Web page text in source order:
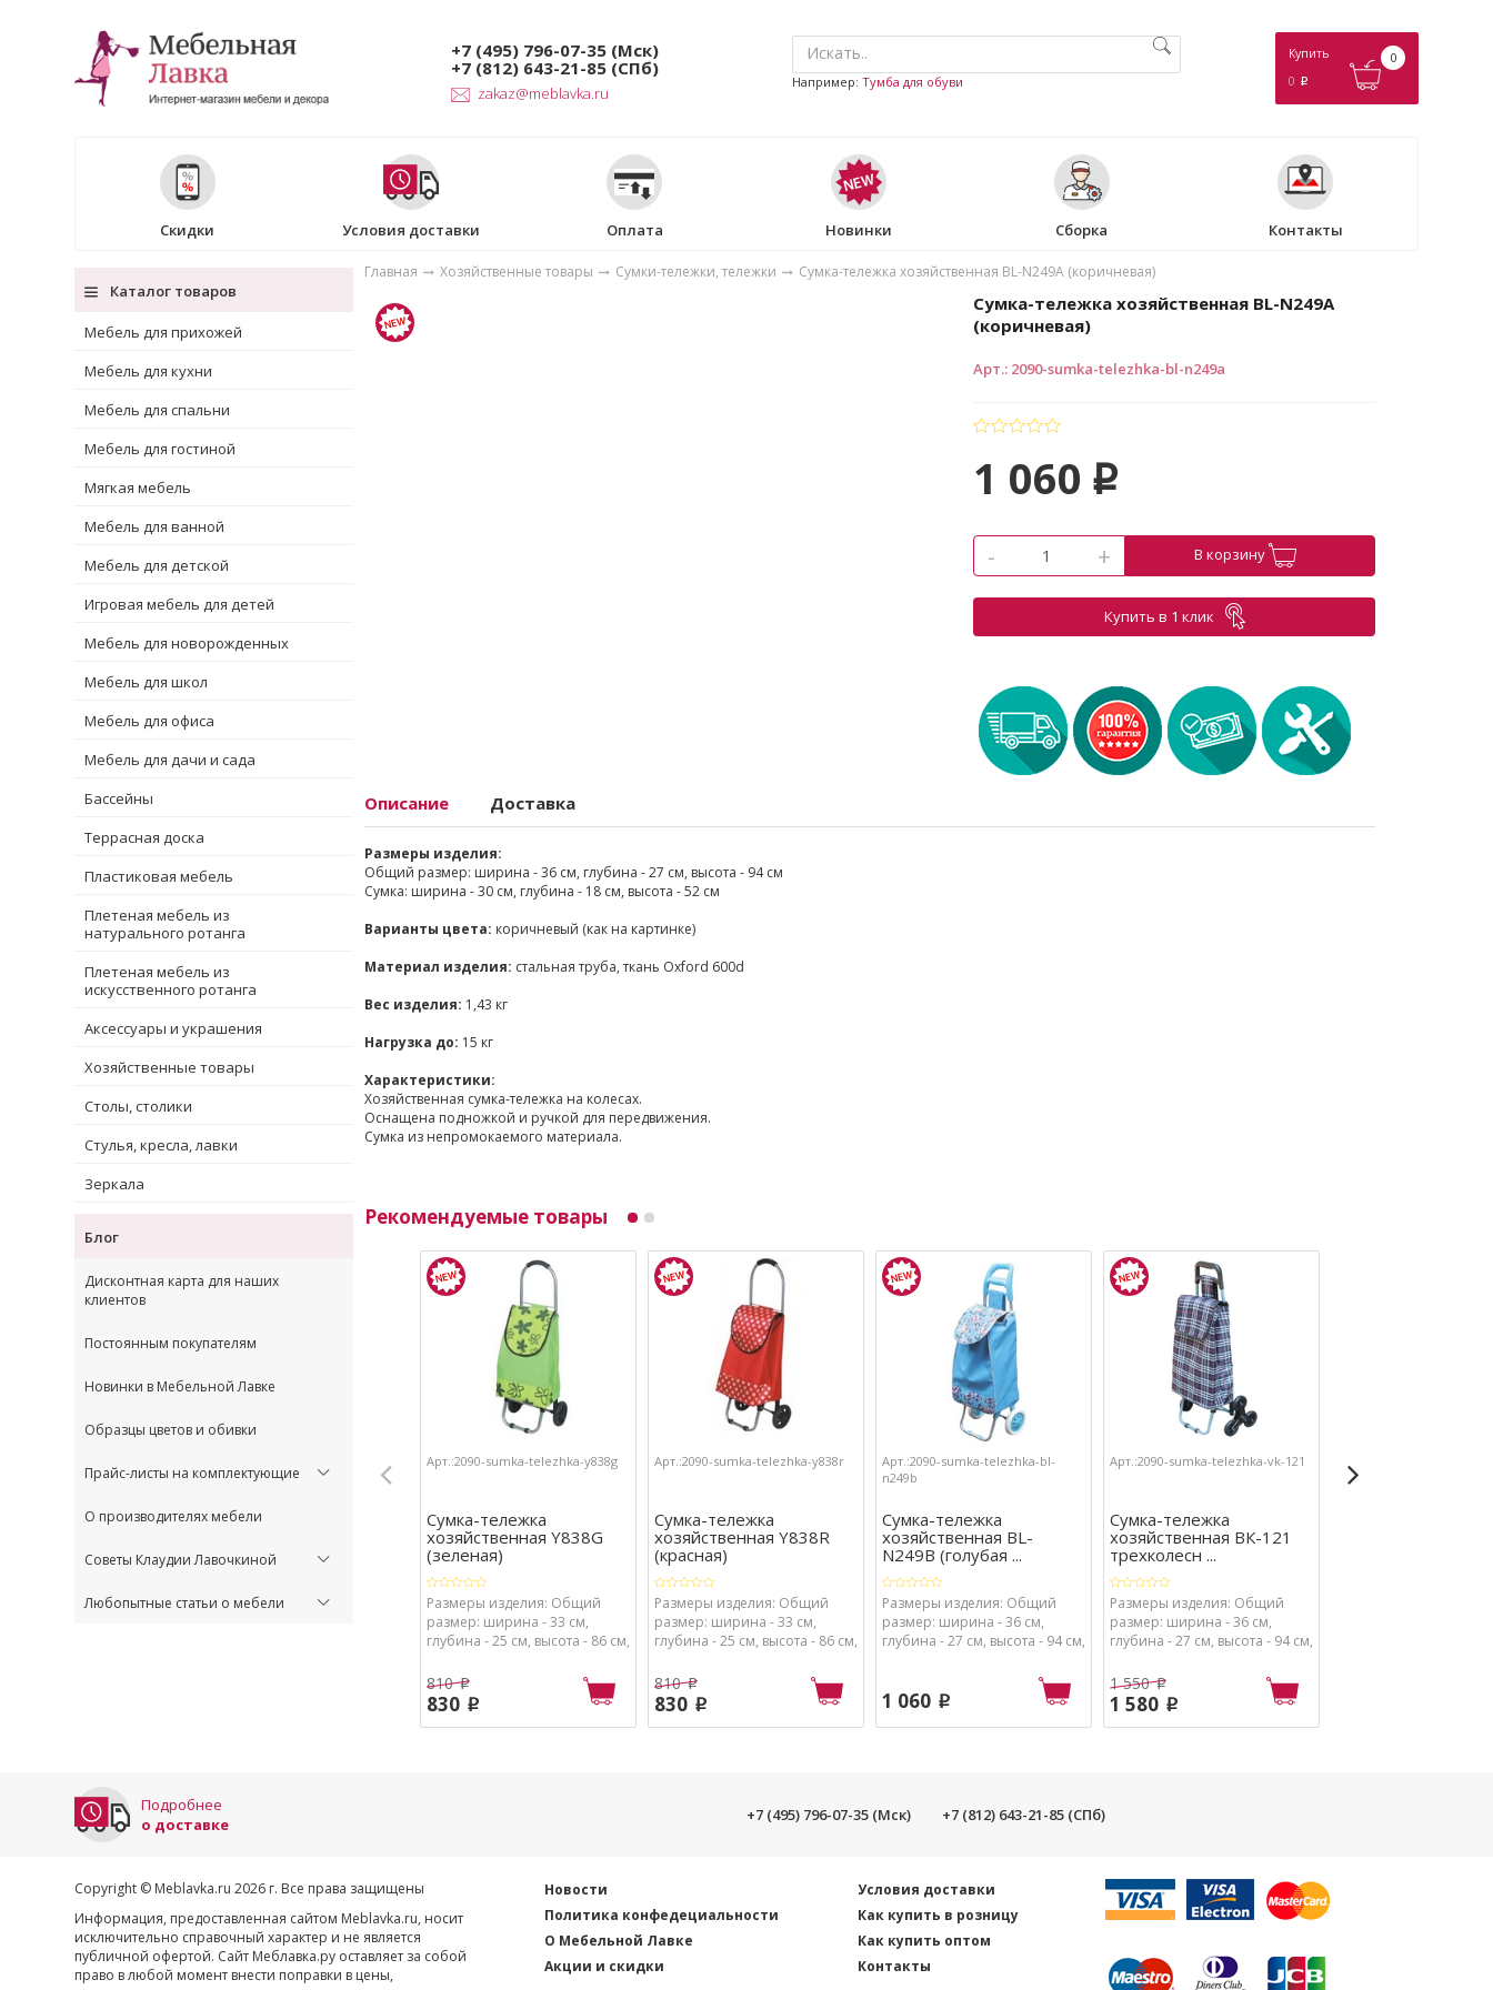
+7 (495) 796-07-35 (Мск)
+7 (812) 643-21-85 (СПб)
zakaz@meblavka.ru
Например: Тумба для обуви
Купить
0 p
0
Скидки Условия доставки Оплата Новинки Сборка Контакты
Каталог товаров
Мебель для прихожей
Мебель для кухни
Мебель для спальни
Мебель для гостиной
Мягкая мебель
Мебель для ванной
Мебель для детской
Игровая мебель для детей
Мебель для новорожденных
Мебель для школ
Мебель для офиса
Мебель для дачи и сада
Бассейны
Террасная доска
Пластиковая мебель
Плетеная мебель из
натурального ротанга
Плетеная мебель из
искусственного ротанга
Аксессуары и украшения
Хозяйственные товары
Столы, столики
Стулья, кресла, лавки
Зеркала
Блог
Дисконтная карта для наших
клиентов
Постоянным покупателям
Новинки в Мебельной Лавке
Образцы цветов и обивки
Прайс-листы на комплектующие
О производителях мебели
Советы Клаудии Лавочкиной
Любопытные статьи о мебели
Главная Хозяйственные товары Сумки-тележки, тележки Сумка-тележка хозяйственная BL-N249A (коричневая)
Сумка-тележка хозяйственная BL-N249A
(коричневая)
Арт.: 2090-sumka-telezhka-bl-n249a
1 060 p
- + В корзину
Купить в 1 клик
Описание Доставка
Размеры изделия:
Общий размер: ширина - 36 см, глубина - 27 см, высота - 94 см
Сумка: ширина - 30 см, глубина - 18 см, высота - 52 см
Варианты цвета: коричневый (как на картинке)
Материал изделия: стальная труба, ткань Oxford 600d
Вес изделия: 1,43 кг
Нагрузка до: 15 кг
Характеристики:
Хозяйственная сумка-тележка на колесах.
Оснащена подножкой и ручкой для передвижения.
Сумка из непромокаемого материала.
Рекомендуемые товары
Арт.:2090-sumka-telezhka-y838g
Сумка-тележка
хозяйственная Y838G
(зеленая)
Размеры изделия: Общий
размер: ширина - 33 см,
глубина - 25 см, высота - 86 см,
глубина - 20 см, высота - 45 см
810 p
830 p
Арт.:2090-sumka-telezhka-y838r
Сумка-тележка
хозяйственная Y838R
(красная)
Размеры изделия: Общий
размер: ширина - 33 см,
глубина - 25 см, высота - 86 см,
глубина - 20 см, высота - 45 см
810 p
830 p
Арт.:2090-sumka-telezhka-bl-
n249b
Сумка-тележка
хозяйственная BL-
N249B (голубая ...
Размеры изделия: Общий
размер: ширина - 36 см,
глубина - 27 см, высота - 94 см,
глубина - 18 см, высота - 52 см
1 060 p
Арт.:2090-sumka-telezhka-vk-121
Сумка-тележка
хозяйственная ВК-121
трехколесн ...
Размеры изделия: Общий
размер: ширина - 36 см,
глубина - 27 см, высота - 94 см,
глубина - 18 см, высота - 52 см
1 550 p
1 580 p
Подробнее
о доставке
+7 (495) 796-07-35 (Мск) +7 (812) 643-21-85 (СПб)
Copyright © Meblavka.ru 2026 г. Все права защищены
Информация, предоставленная сайтом Meblavka.ru, носит
исключительно справочный характер и не является
публичной офертой. Сайт Меблавка.ру оставляет за собой
право в любой момент внести поправки в цены,
Новости
Политика конфедециальности
О Мебельной Лавке
Акции и скидки
Условия доставки
Как купить в розницу
Как купить оптом
Контакты